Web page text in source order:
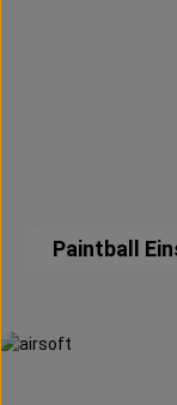
Paintball
Airsoft